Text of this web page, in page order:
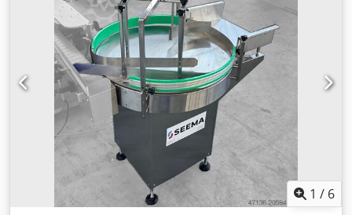
cualquier momento. Datos técnicos Máquina llenadora |
CIMEC | AM DPS 9-8-1C | 2016 - Capacidad: 1.800
botellas/hora - Número de boquillas de enjuague: 9 -
Número de válvulas de llenado: 8 - Tamaños de botella
incluidos: 0,33 l - 0,75 l (con otro juego, también 0,5 l) -
Potencia eléctrica: 6 kW, 400 V, 50 Hz - Dimensiones: -
Ancho: 1.400 mm Cjdpfx Afevy D Adsisha - Largo: 3.200 mm
- Largo total con etiquetadora: 8.800 mm - Horas de
funcionamiento: 1.370 horas - Documentación completa
disponible Tapadora | Arol | TSI-Eagle C | 2016 - Diámetro
de división: 410 mm - Número de cabezales: 1 - Tipo de
cierre: tapón de corona estándar - Documentación
completa disponible
1 / 6